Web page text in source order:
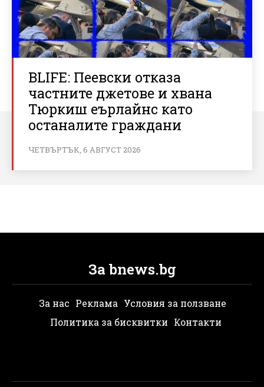
BLIFE: Пеевски отказа
частните джетове и хвана
Тюркиш еърлайнс като
останалите граждани
ЧЕТВЪРТЪК, 6 АВГУСТ 2026
За bnews.bg
За нас Реклама Условия за ползване
Политика за бисквитки Контакти